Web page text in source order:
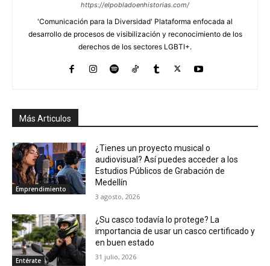
https://elpobladoenhistorias.com/
'Comunicación para la Diversidad' Plataforma enfocada al
desarrollo de procesos de visibilización y reconocimiento de los
derechos de los sectores LGBTI+.
Más Articulos
Emprendimiento
¿Tienes un proyecto musical o
audiovisual? Así puedes acceder a los
Estudios Públicos de Grabación de
Medellín
3 agosto, 2026
Entérate
¿Su casco todavía lo protege? La
importancia de usar un casco certificado y
en buen estado
31 julio, 2026